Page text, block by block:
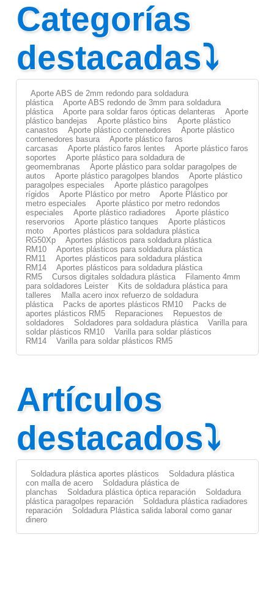
Categorías
destacadas⤵
Aporte ABS de 2mm redondo para soldadura
plástica
Aporte ABS redondo de 3mm para soldadura
plástica
Aporte para soldar faros ópticas delanteras
Aporte
plástico bandejas
Aporte plástico bins
Aporte plástico
canastos
Aporte plástico contenedores
Aporte plástico
contenedores basura
Aporte plástico faros
carcasas
Aporte plástico faros lentes
Aporte plástico faros
soportes
Aporte plástico para soldadura de
geomembranas
Aporte plástico para soldar paragolpes de
autos
Aporte plástico paragolpes blandos
Aporte plástico
paragolpes especiales
Aporte plástico paragolpes
rígidos
Aporte Plástico por metro
Aporte Plástico por
metro especiales
Aporte plástico por metro redondos
especiales
Aporte plástico radiadores
Aporte plástico
reservorios
Aporte plástico tanques
Aporte plásticos
moto
Aportes plásticos para soldadura plástica
RG50Xp
Aportes plásticos para soldadura plástica
RM10
Aportes plásticos para soldadura plástica
RM11
Aportes plásticos para soldadura plástica
RM14
Aportes plásticos para soldadura plástica
RM5
Cursos digitales soldadura plástica
Filamento 4mm
para soldadores Leister
Kits de soldadura plástica para
talleres
Malla acero inox refuerzo de soldadura
plástica
Packs de aportes plásticos RM10
Packs de
aportes plásticos RM5
Reparaciones
Repuestos de
soldadores
Soldadores para soldadura plástica
Varilla para
soldar plásticos RM10
Varilla para soldar plásticos
RM14
Varilla para soldar plásticos RM5
Artículos
destacados⤵
Soldadura plástica aportes plásticos
Soldadura plástica
con malla de acero
Soldadura plástica de
planchas
Soldadura plástica óptica reparación
Soldadura
plástica paragolpes reparación
Soldadura plástica radiadores
reparación
Soldadura Plástica salida laboral como ganar
dinero